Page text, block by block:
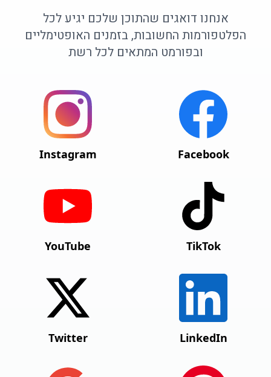
אנחנו דואגים שהתוכן שלכם יגיע לכל
הפלטפורמות החשובות, בזמנים האופטימליים
ובפורמט המתאים לכל רשת
Facebook
Instagram
TikTok
YouTube
LinkedIn
Twitter